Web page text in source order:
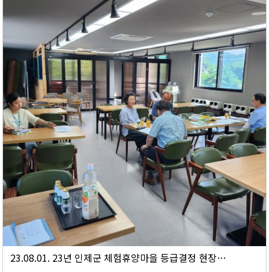
23.08.01. 23년 인제군 체험휴양마을 등급결정 현장심사